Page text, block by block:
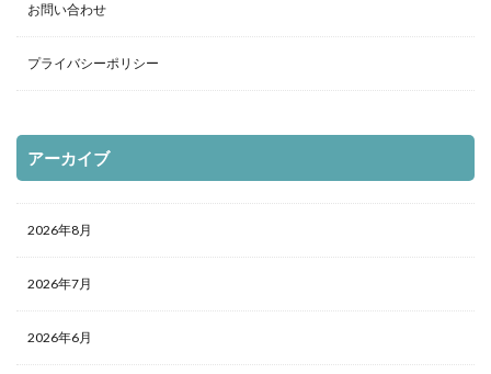
お問い合わせ
プライバシーポリシー
アーカイブ
2026年8月
2026年7月
2026年6月